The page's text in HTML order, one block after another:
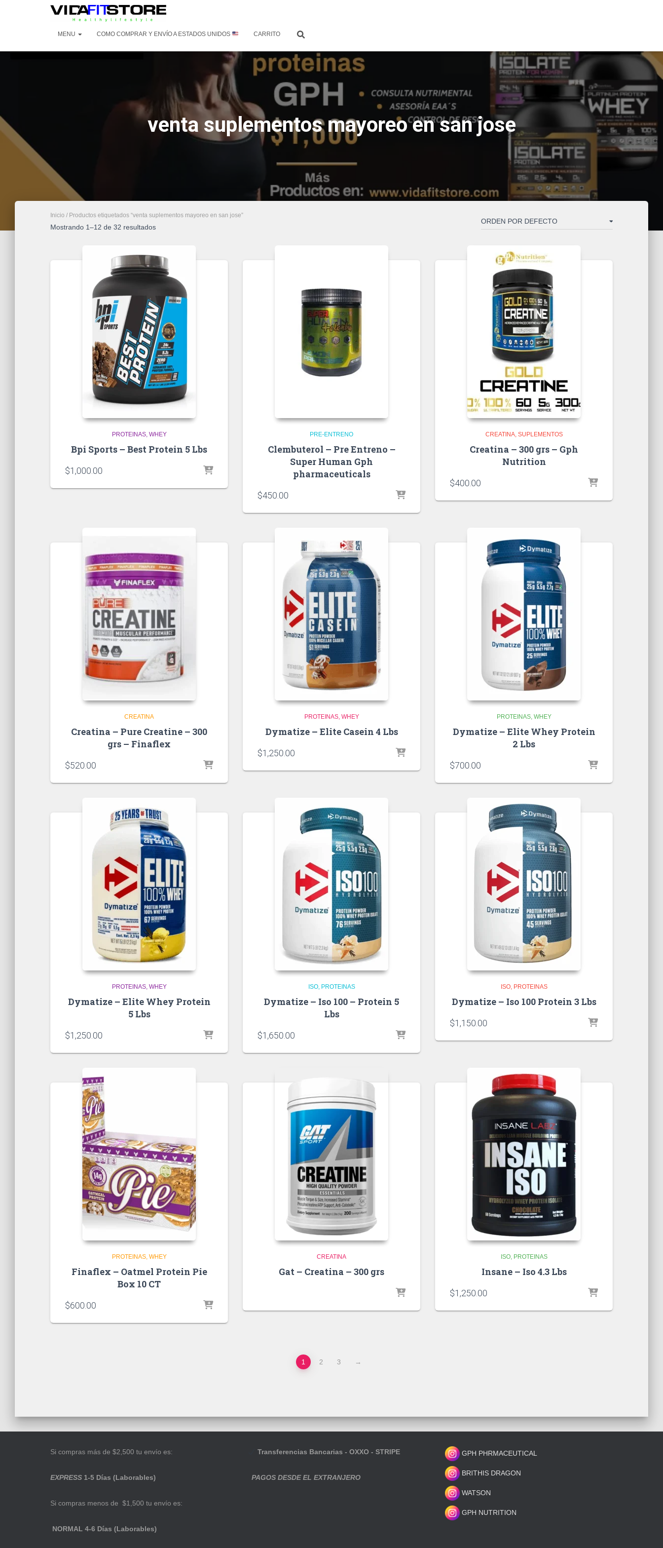
MENU COMO COMPRAR Y ENVÍO A ESTADOS UNIDOS CARRITO
venta suplementos mayoreo en san jose
Inicio / Productos etiquetados “venta suplementos mayoreo en san jose”
Mostrando 1–12 de 32 resultados
PROTEINAS WHEY
Bpi Sports – Best Protein 5 Lbs
$1,000.00
PRE-ENTRENO
Clembuterol – Pre Entreno –
Super Human Gph
pharmaceuticals
$450.00
CREATINA SUPLEMENTOS
Creatina – 300 grs – Gph
Nutrition
$400.00
CREATINA
Creatina – Pure Creatine – 300
grs – Finaflex
$520.00
PROTEINAS WHEY
Dymatize – Elite Casein 4 Lbs
$1,250.00
PROTEINAS WHEY
Dymatize – Elite Whey Protein
2 Lbs
$700.00
PROTEINAS WHEY
Dymatize – Elite Whey Protein
5 Lbs
$1,250.00
ISO PROTEINAS
Dymatize – Iso 100 – Protein 5
Lbs
$1,650.00
ISO PROTEINAS
Dymatize – Iso 100 Protein 3 Lbs
$1,150.00
PROTEINAS WHEY
Finaflex – Oatmel Protein Pie
Box 10 CT
$600.00
CREATINA
Gat – Creatina – 300 grs
ISO PROTEINAS
Insane – Iso 4.3 Lbs
$1,250.00
1 2 3 →
Si compras más de $2,500 tu envío es:
EXPRESS 1-5 Días (Laborables)
Si compras menos de $1,500 tu envío es:
NORMAL 4-6 Días (Laborables)
Transferencias Bancarias - OXXO - STRIPE
PAGOS DESDE EL EXTRANJERO
GPH PHRMACEUTICAL
BRITHIS DRAGON
WATSON
GPH NUTRITION